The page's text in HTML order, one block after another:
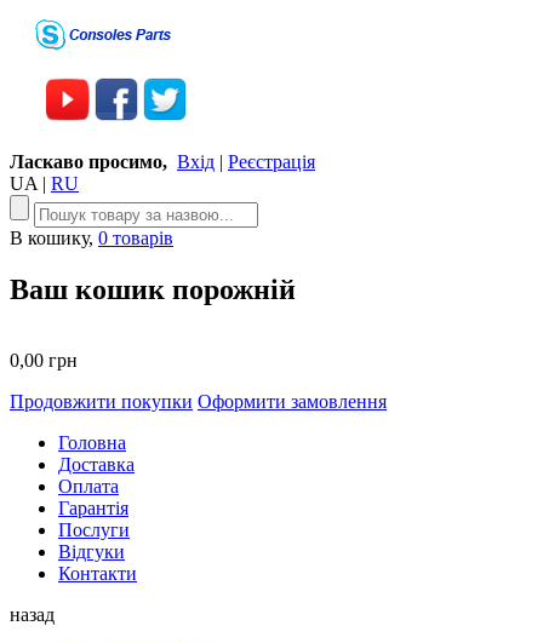
Ласкаво просимо, Вхід | Реєстрація
UA | RU
В кошику, 0 товарів
Ваш кошик порожній
0,00 грн
Продовжити покупки Оформити замовлення
Головна
Доставка
Оплата
Гарантія
Послуги
Відгуки
Контакти
назад